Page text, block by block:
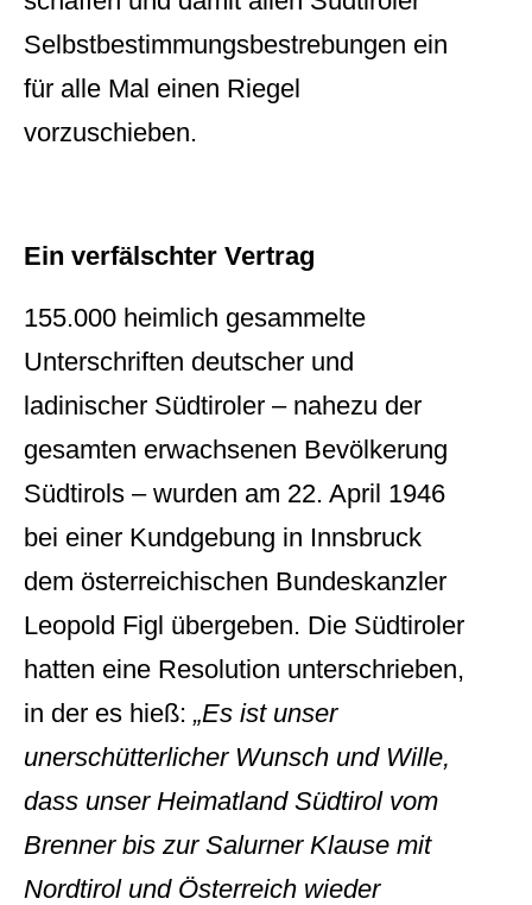
Selbstbestimmungsbestrebungen ein
für alle Mal einen Riegel
vorzuschieben.
Ein verfälschter Vertrag
155.000 heimlich gesammelte
Unterschriften deutscher und
ladinischer Südtiroler – nahezu der
gesamten erwachsenen Bevölkerung
Südtirols – wurden am 22. April 1946
bei einer Kundgebung in Innsbruck
dem österreichischen Bundeskanzler
Leopold Figl übergeben. Die Südtiroler
hatten eine Resolution unterschrieben,
in der es hieß: „Es ist unser
unerschütterlicher Wunsch und Wille,
dass unser Heimatland Südtirol vom
Brenner bis zur Salurner Klause mit
Nordtirol und Österreich wieder